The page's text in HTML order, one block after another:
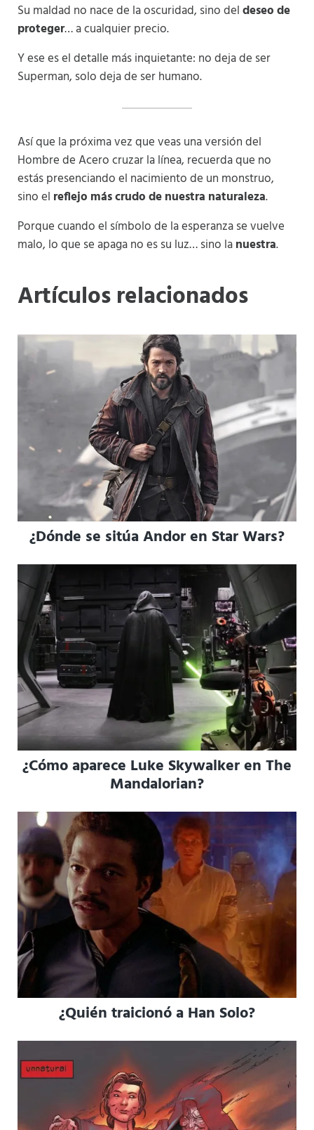
Su maldad no nace de la oscuridad, sino deldeseo de
proteger… a cualquier precio.
Y ese es el detalle más inquietante: no deja de ser
Superman, solo deja de ser humano.
Así que la próxima vez que veas una versión del
Hombre de Acero cruzar la línea, recuerda que no
estás presenciando el nacimiento de un monstruo,
sino el reflejo más crudo de nuestra naturaleza.
Porque cuando el símbolo de la esperanza se vuelve
malo, lo que se apaga no es su luz… sino lanuestra.
Artículos relacionados
¿Dónde se sitúa Andor en Star Wars?
¿Cómo aparece Luke Skywalker en The
Mandalorian?
¿Quién traicionó a Han Solo?